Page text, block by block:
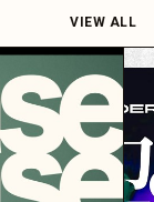
VIEW ALL